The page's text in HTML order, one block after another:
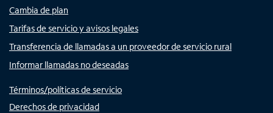
Cambia de plan
Tarifas de servicio y avisos legales
Transferencia de llamadas a un proveedor de servicio rural
Informar llamadas no deseadas
Términos/políticas de servicio
Derechos de privacidad